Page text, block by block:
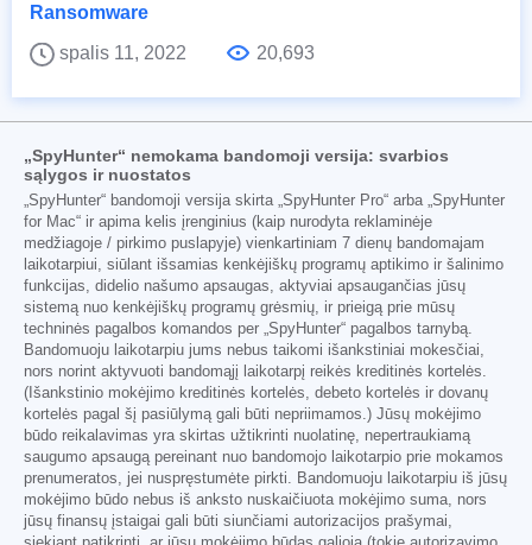
Ransomware
spalis 11, 2022
20,693
„SpyHunter“ nemokama bandomoji versija: svarbios
sąlygos ir nuostatos
„SpyHunter“ bandomoji versija skirta „SpyHunter Pro“ arba „SpyHunter
for Mac“ ir apima kelis įrenginius (kaip nurodyta reklaminėje
medžiagoje / pirkimo puslapyje) vienkartiniam 7 dienų bandomajam
laikotarpiui, siūlant išsamias kenkėjiškų programų aptikimo ir šalinimo
funkcijas, didelio našumo apsaugas, aktyviai apsaugančias jūsų
sistemą nuo kenkėjiškų programų grėsmių, ir prieigą prie mūsų
techninės pagalbos komandos per „SpyHunter“ pagalbos tarnybą.
Bandomuoju laikotarpiu jums nebus taikomi išankstiniai mokesčiai,
nors norint aktyvuoti bandomąjį laikotarpį reikės kreditinės kortelės.
(Išankstinio mokėjimo kreditinės kortelės, debeto kortelės ir dovanų
kortelės pagal šį pasiūlymą gali būti nepriimamos.) Jūsų mokėjimo
būdo reikalavimas yra skirtas užtikrinti nuolatinę, nepertraukiamą
saugumo apsaugą pereinant nuo bandomojo laikotarpio prie mokamos
prenumeratos, jei nuspręstumėte pirkti. Bandomuoju laikotarpiu iš jūsų
mokėjimo būdo nebus iš anksto nuskaičiuota mokėjimo suma, nors
jūsų finansų įstaigai gali būti siunčiami autorizacijos prašymai,